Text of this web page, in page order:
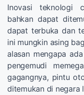
Inovasi teknologi
bahkan dapat
dapat terbuka dan
ini mungkin asing
alasan mengapa
pengemudi
gagangnya, pintu
ditemukan di negara